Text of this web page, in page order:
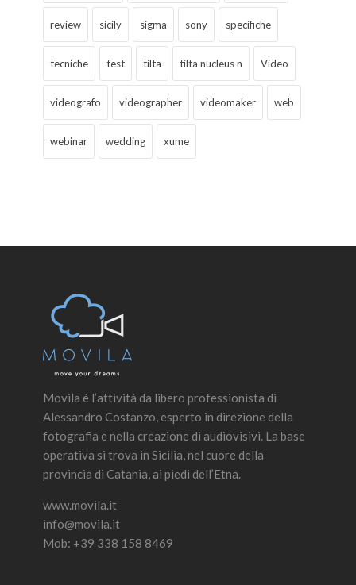
review sicily sigma sony specifiche
tecniche test tilta tilta nucleus n Video
videografo videographer videomaker web
webinar wedding xume
Movila è l’attività da libero professionista di
Alessandro Costanzo, esperto in direzione della
fotografia e nella creazione di audiovisivi. La base
operativa si trova in Sicilia, nel cuore della
provincia di Catania, ai piedi dell’Etna.
www.movila.it
info@movila.it
Mob: +39 338 158 8469